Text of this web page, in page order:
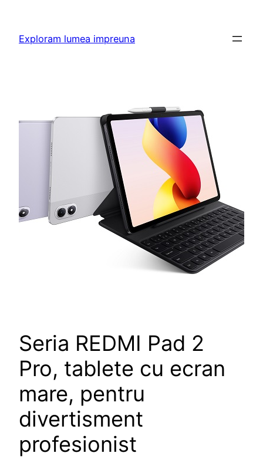
content
Exploram lumea impreuna
Seria REDMI Pad 2
Pro, tablete cu ecran
mare, pentru
divertisment
profesionist